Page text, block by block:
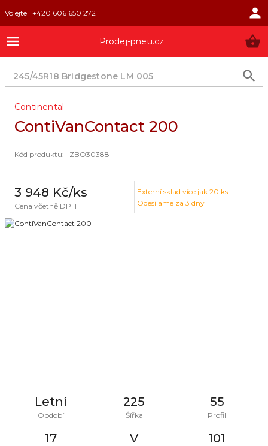
Volejte +420 606 650 272
Prodej-pneu.cz
Continental
ContiVanContact 200
Kód produktu: ZBO30388
3 948 Kč/ks
Cena včetně DPH
Externí sklad více jak 20 ks
Odesíláme za 3 dny
Letní
Období
225
Šířka
55
Profil
17 V 101